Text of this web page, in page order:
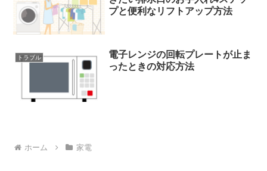
プと便利なリフトアップ方法
トラブル
電子レンジの回転プレートが止ま
ったときの対応方法
ホーム 家電